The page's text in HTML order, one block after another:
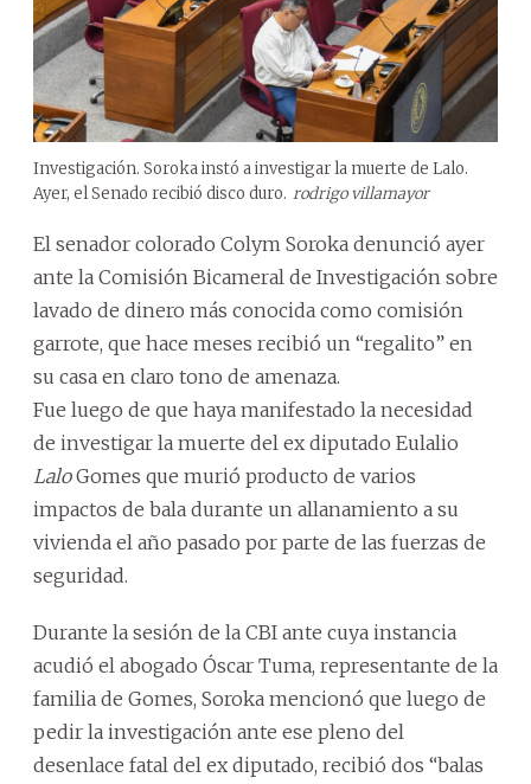
Investigación. Soroka instó a investigar la muerte de Lalo.
Ayer, el Senado recibió disco duro. rodrigo villamayor
El senador colorado Colym Soroka denunció ayer
ante la Comisión Bicameral de Investigación sobre
lavado de dinero más conocida como comisión
garrote, que hace meses recibió un “regalito” en
su casa en claro tono de amenaza.
Fue luego de que haya manifestado la necesidad
de investigar la muerte del ex diputado Eulalio
LaloGomes que murió producto de varios
impactos de bala durante un allanamiento a su
vivienda el año pasado por parte de las fuerzas de
seguridad.
Durante la sesión de la CBI ante cuya instancia
acudió el abogado Óscar Tuma, representante de la
familia de Gomes, Soroka mencionó que luego de
pedir la investigación ante ese pleno del
desenlace fatal del ex diputado, recibió dos “balas